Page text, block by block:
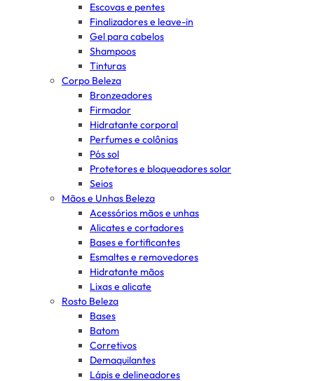
Escovas e pentes
Finalizadores e leave-in
Gel para cabelos
Shampoos
Tinturas
Corpo Beleza
Bronzeadores
Firmador
Hidratante corporal
Perfumes e colônias
Pós sol
Protetores e bloqueadores solar
Seios
Mãos e Unhas Beleza
Acessórios mãos e unhas
Alicates e cortadores
Bases e fortificantes
Esmaltes e removedores
Hidratante mãos
Lixas e alicate
Rosto Beleza
Bases
Batom
Corretivos
Demaquilantes
Lápis e delineadores